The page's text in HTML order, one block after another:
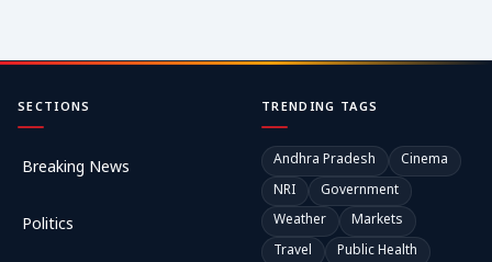
SECTIONS
Breaking News
Politics
TRENDING TAGS
Andhra Pradesh
Cinema
NRI
Government
Weather
Markets
Travel
Public Health